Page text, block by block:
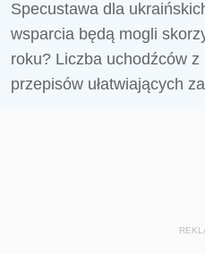
Specustawa dla
wsparcia będą mogli
roku? Liczba uchodźców
przepisów ułatwiających